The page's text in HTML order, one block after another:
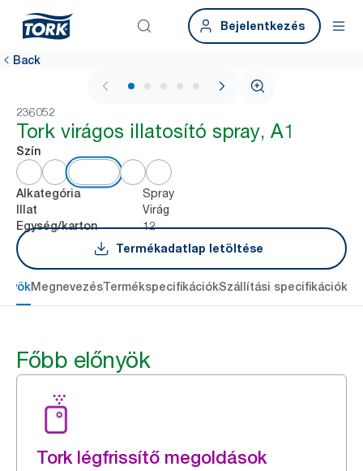
Bejelentkezés
Back
1 / 6
236052
Tork virágos illatosító spray, A1
Szín
Alkategória Spray
Illat Virág
Egység/karton
12
Termékadatlap letöltése
MegnevezésTermékspecifikációkSzállítási specifikációk
Főbb előnyök
Tork légfrissítő megoldások